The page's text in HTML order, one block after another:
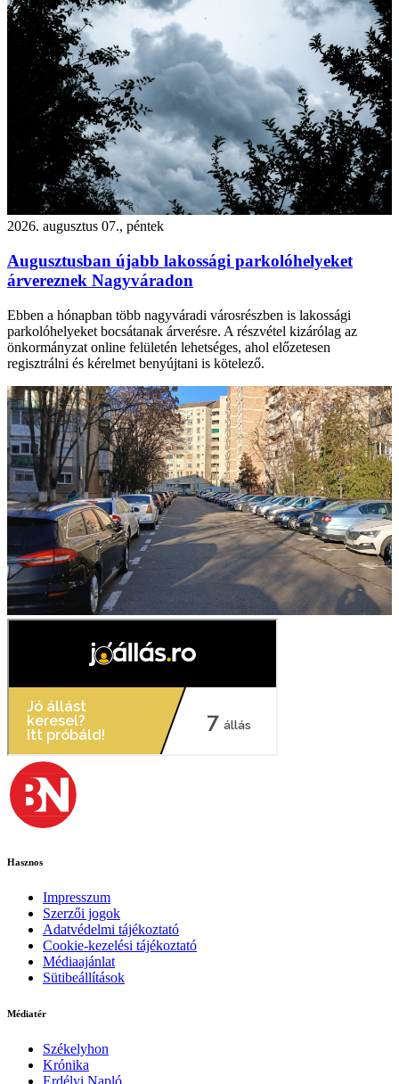
2026. augusztus 07., péntek
Augusztusban újabb lakossági parkolóhelyeket
árvereznek Nagyváradon
Ebben a hónapban több nagyváradi városrészben is lakossági
parkolóhelyeket bocsátanak árverésre. A részvétel kizárólag az
önkormányzat online felületén lehetséges, ahol előzetesen
regisztrálni és kérelmet benyújtani is kötelező.
Hasznos
Impresszum
Szerzői jogok
Adatvédelmi tájékoztató
Cookie-kezelési tájékoztató
Médiaajánlat
Sütibeállítások
Médiatér
Székelyhon
Krónika
Erdélyi Napló